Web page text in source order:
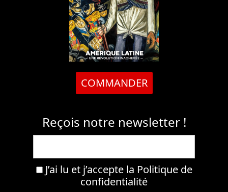
COMMANDER
Reçois notre newsletter !
J’ai lu et j’accepte la Politique de
confidentialité